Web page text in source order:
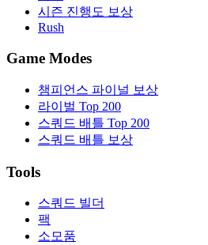
시즌 진행도 보상
Rush
Game Modes
챔피언스 파이널 보상
라이벌 Top 200
스쿼드 배틀 Top 200
스쿼드 배틀 보상
Tools
스쿼드 빌더
팩
소모품